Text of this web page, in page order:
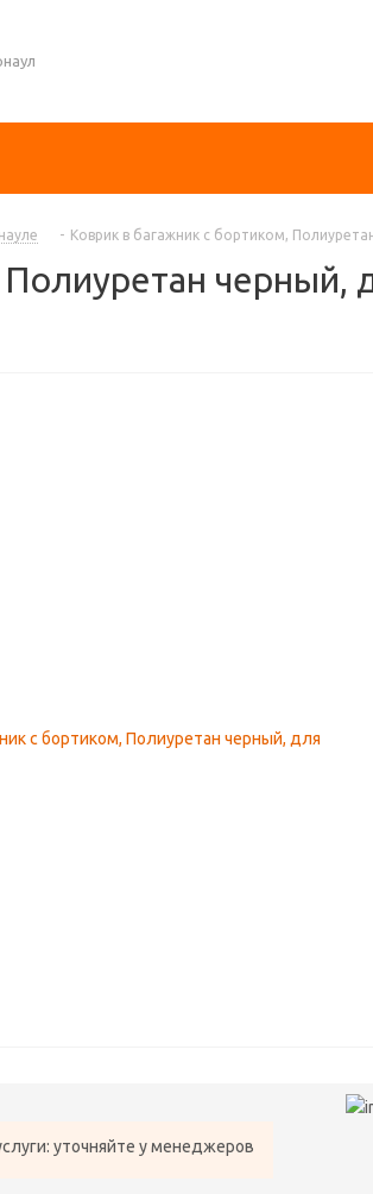
- Коврик в багажник с бортиком,
черный,
уточняйте у менеджеров